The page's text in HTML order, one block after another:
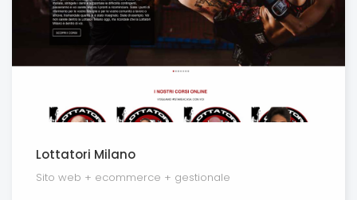
Lottatori Milano
Sito web + ecommerce + gestionale